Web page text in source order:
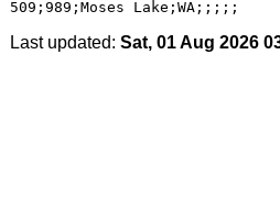
Last updated: Sat, 01 Aug 2026